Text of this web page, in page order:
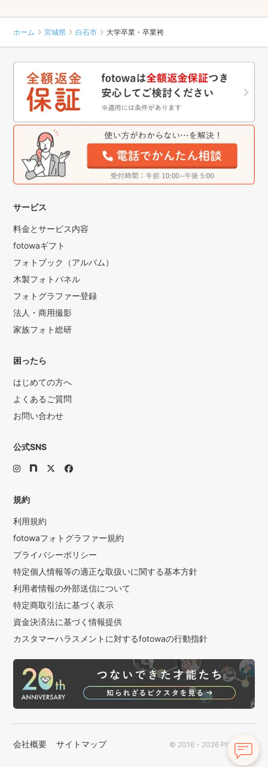
ホーム 宮城県 白石市 大学卒業・卒業袴
サービス
料金とサービス内容
fotowaギフト
フォトブック（アルバム）
木製フォトパネル
フォトグラファー登録
法人・商用撮影
家族フォト総研
困ったら
はじめての方へ
よくあるご質問
お問い合わせ
公式SNS
規約
利用規約
fotowaフォトグラファー規約
プライバシーポリシー
特定個人情報等の適正な取扱いに関する基本方針
利用者情報の外部送信について
特定商取引法に基づく表示
資金決済法に基づく情報提供
カスタマーハラスメントに対するfotowaの行動指針
会社概要 サイトマップ © 2016 - 2026 PIXTA Inc.